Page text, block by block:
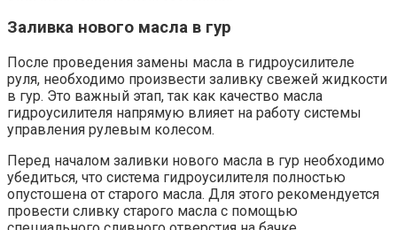
Заливка нового масла в гур
После проведения замены масла в гидроусилителе
руля, необходимо произвести заливку свежей жидкости
в гур. Это важный этап, так как качество масла
гидроусилителя напрямую влияет на работу системы
управления рулевым колесом.
Перед началом заливки нового масла в гур необходимо
убедиться, что система гидроусилителя полностью
опустошена от старого масла. Для этого рекомендуется
провести сливку старого масла с помощью